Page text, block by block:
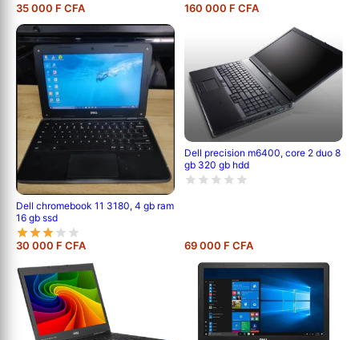
35 000 F CFA 160 000 F CFA
Dell chromebook 11 3180, 4 gb ram
16 gb ssd
30 000 F CFA
Dell precision m6400, core 2 duo 8
gb 320 gb hdd
69 000 F CFA